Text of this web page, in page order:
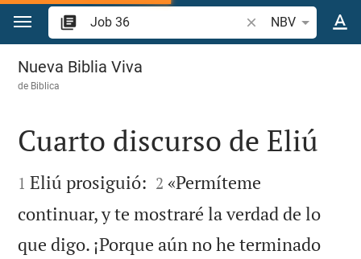
Ir a un contenido
Buscar versículo
NBV
Job 36
Nueva Biblia Viva
de Biblica

Cuarto discurso de Eliú

1 Eliú prosiguió: 

2 «Permíteme
continuar, y te mostraré la verdad de lo
que digo. ¡Porque aún no he terminado